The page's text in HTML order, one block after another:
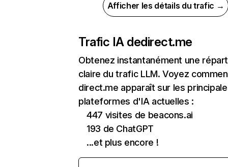
Afficher les détails du trafic →
Trafic IA dedirect.me
Obtenez instantanément une
claire du trafic LLM. Voyez
direct.me apparaît sur les
plateformes d'IA actuelles :
447 visites de beacons.ai
193 de ChatGPT
...et plus encore !